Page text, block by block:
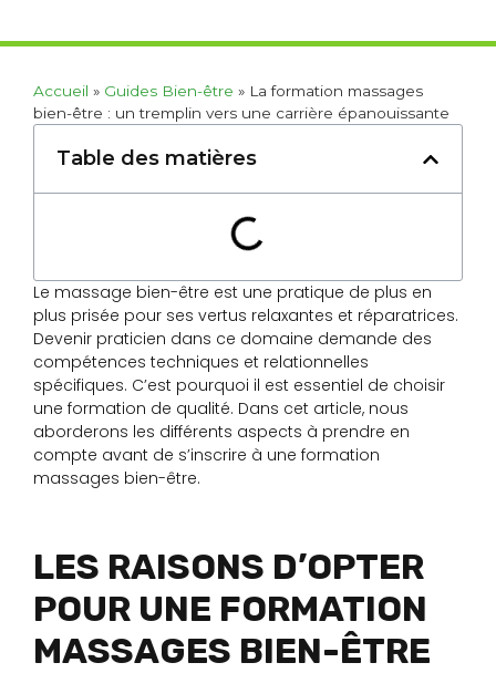
Accueil » Guides Bien-être » La formation massages
bien-être : un tremplin vers une carrière épanouissante
Table des matières
Le massage bien-être est une pratique de plus en
plus prisée pour ses vertus relaxantes et réparatrices.
Devenir praticien dans ce domaine demande des
compétences techniques et relationnelles
spécifiques. C’est pourquoi il est essentiel de choisir
une formation de qualité. Dans cet article, nous
aborderons les différents aspects à prendre en
compte avant de s’inscrire à une formation
massages bien-être.
LES RAISONS D’OPTER
POUR UNE FORMATION
MASSAGES BIEN-ÊTRE